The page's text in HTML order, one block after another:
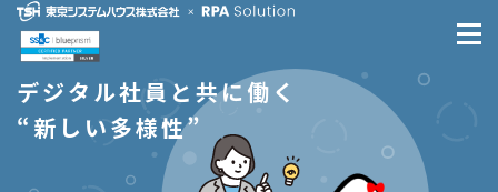
デジタル社員と共に働く
“新しい多様性”